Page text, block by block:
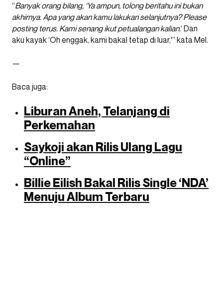
“Banyak orang bilang, ‘Ya ampun, tolong beritahu ini bukan
akhirnya. Apa yang akan kamu lakukan selanjutnya? Please
posting terus. Kami senang ikut petualangan kalian.‘ Dan
aku kayak ‘Oh enggak, kami bakal tetap di luar,'” kata Mel.
—
Baca juga:
Liburan Aneh, Telanjang di
Perkemahan
Saykoji akan Rilis Ulang Lagu
“Online”
Billie Eilish Bakal Rilis Single ‘NDA’
Menuju Album Terbaru